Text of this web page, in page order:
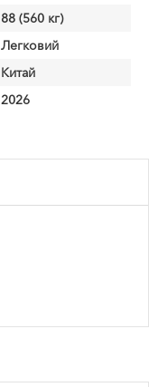
88 (560 кг)
Легковий
Китай
2026